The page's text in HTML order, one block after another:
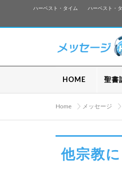
ハーベスト・タイム ハーベスト・
HOME 聖書
Home メッセージ
他宗教